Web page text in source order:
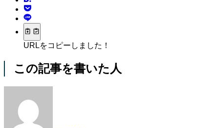
URLをコピーしました！
この記事を書いた人